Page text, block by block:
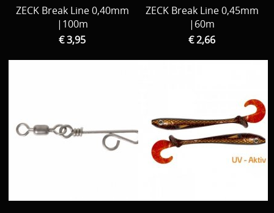
ZECK Break Line 0,40mm
|100m
€ 3,95
ZECK Break Line 0,45mm
|60m
€ 2,66